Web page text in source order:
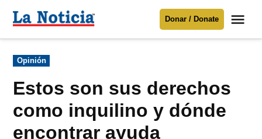
Para mantenerte informado necesitamos
Donar
contenido
Noticia
Donar / Donate
Publicado
en
Opinión
Estos son sus derechos
como inquilino y dónde
encontrar ayuda